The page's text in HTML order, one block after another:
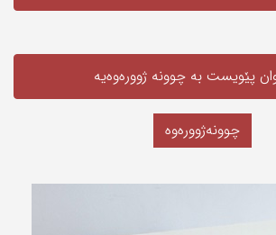
پێویست به‌ چوونە ژوورەوەیه‌
چوونەژوورەوە